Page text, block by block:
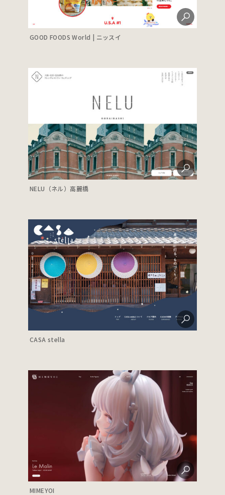
GOOD FOODS World | ニッスイ
NELU（ネル）高麗橋
CASA stella
MIMEYOI